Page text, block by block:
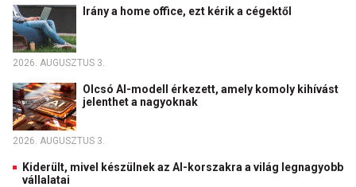
Irány a home office, ezt kérik a cégektől
2026. AUGUSZTUS 3.
Olcsó AI-modell érkezett, amely komoly kihívást
jelenthet a nagyoknak
2026. AUGUSZTUS 3.
Kiderült, mivel készülnek az AI-korszakra a világ legnagyobb
vállalatai